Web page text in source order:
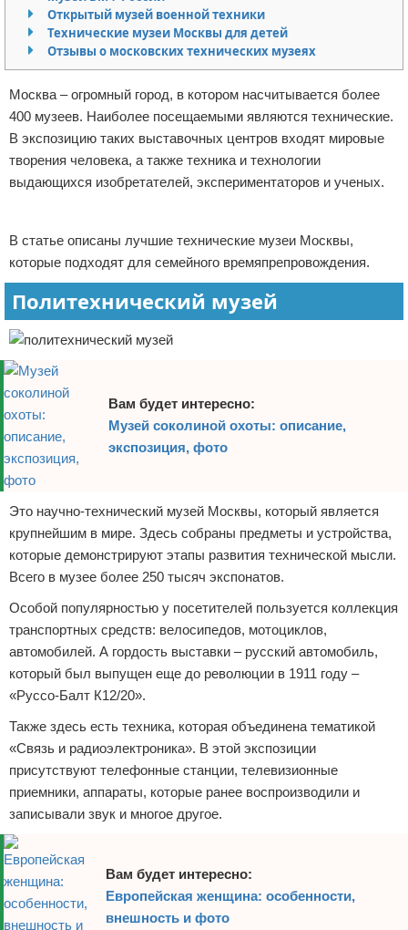
Экономика
Разное
Отказ от ответственности
Открытый музей военной техники
Технические музеи Москвы для детей
Отзывы о московских технических музеях
Москва – огромный город, в котором насчитывается более
400 музеев. Наиболее посещаемыми являются технические.
В экспозицию таких выставочных центров входят мировые
творения человека, а также техника и технологии
выдающихся изобретателей, экспериментаторов и ученых.
В статье описаны лучшие технические музеи Москвы,
которые подходят для семейного времяпрепровождения.
Политехнический музей
Вам будет интересно:
Музей соколиной охоты: описание,
экспозиция, фото
Это научно-технический музей Москвы, который является
крупнейшим в мире. Здесь собраны предметы и устройства,
которые демонстрируют этапы развития технической мысли.
Всего в музее более 250 тысяч экспонатов.
Особой популярностью у посетителей пользуется коллекция
транспортных средств: велосипедов, мотоциклов,
автомобилей. А гордость выставки – русский автомобиль,
который был выпущен еще до революции в 1911 году –
«Руссо-Балт К12/20».
Также здесь есть техника, которая объединена тематикой
«Связь и радиоэлектроника». В этой экспозиции
присутствуют телефонные станции, телевизионные
приемники, аппараты, которые ранее воспроизводили и
записывали звук и многое другое.
Вам будет интересно:
Европейская женщина: особенности,
внешность и фото